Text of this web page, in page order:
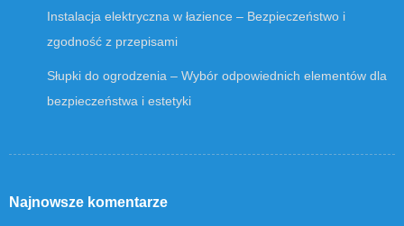
Instalacja elektryczna w łazience – Bezpieczeństwo i
zgodność z przepisami
Słupki do ogrodzenia – Wybór odpowiednich elementów dla
bezpieczeństwa i estetyki
Najnowsze komentarze